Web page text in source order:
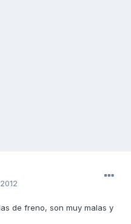
de freno, son muy malas y